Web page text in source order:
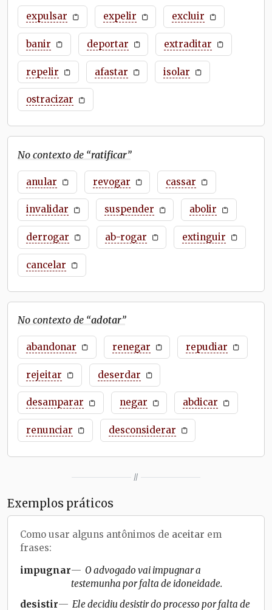
expulsar expelir excluir
banir deportar extraditar
repelir afastar isolar
ostracizar
No contexto de “ratificar”
anular revogar cassar
invalidar suspender abolir
derrogar ab-rogar extinguir
cancelar
No contexto de “adotar”
abandonar renegar repudiar
rejeitar deserdar
desamparar negar abdicar
renunciar desconsiderar
//
Exemplos práticos
Como usar alguns antônimos de aceitar em
frases:
impugnar
O advogado vai impugnar a
testemunha por falta de idoneidade.
desistir
Ele decidiu desistir do processo por falta de